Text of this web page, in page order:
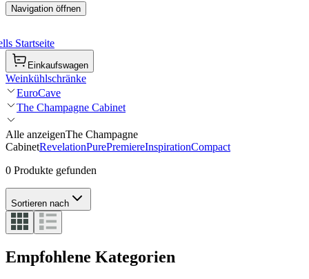
Navigation öffnen
Startseite
Einkaufswagen
Weinkühlschränke
EuroCave
The Champagne Cabinet
Alle anzeigenThe Champagne
CabinetRevelationPurePremiereInspirationCompact
0 Produkte gefunden
Sortieren nach
Empfohlene Kategorien